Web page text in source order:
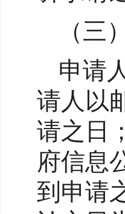
（三
申请
请人以
请之日
府信息
到申请